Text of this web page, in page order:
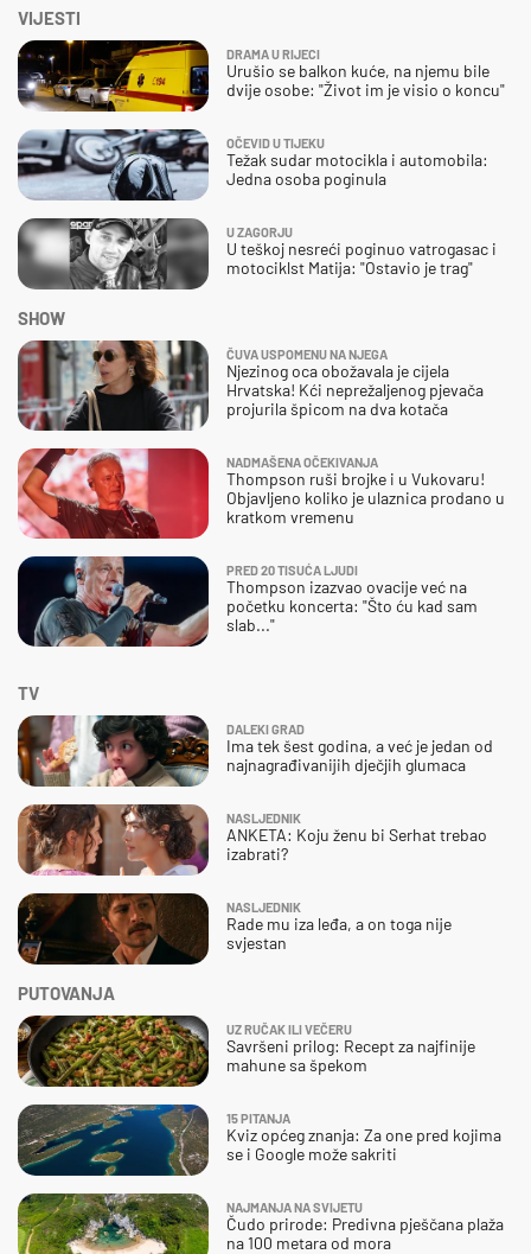
VIJESTI
DRAMA U RIJECI
Urušio se balkon kuće, na njemu bile
dvije osobe: "Život im je visio o koncu"
OČEVID U TIJEKU
Težak sudar motocikla i automobila:
Jedna osoba poginula
U ZAGORJU
U teškoj nesreći poginuo vatrogasac i
motociklst Matija: "Ostavio je trag"
SHOW
ČUVA USPOMENU NA NJEGA
Njezinog oca obožavala je cijela
Hrvatska! Kći neprežaljenog pjevača
projurila špicom na dva kotača
NADMAŠENA OČEKIVANJA
Thompson ruši brojke i u Vukovaru!
Objavljeno koliko je ulaznica prodano u
kratkom vremenu
PRED 20 TISUĆA LJUDI
Thompson izazvao ovacije već na
početku koncerta: "Što ću kad sam
slab..."
TV
DALEKI GRAD
Ima tek šest godina, a već je jedan od
najnagrađivanijih dječjih glumaca
NASLJEDNIK
ANKETA: Koju ženu bi Serhat trebao
izabrati?
NASLJEDNIK
Rade mu iza leđa, a on toga nije
svjestan
PUTOVANJA
UZ RUČAK ILI VEČERU
Savršeni prilog: Recept za najfinije
mahune sa špekom
15 PITANJA
Kviz općeg znanja: Za one pred kojima
se i Google može sakriti
NAJMANJA NA SVIJETU
Čudo prirode: Predivna pješčana plaža
na 100 metara od mora